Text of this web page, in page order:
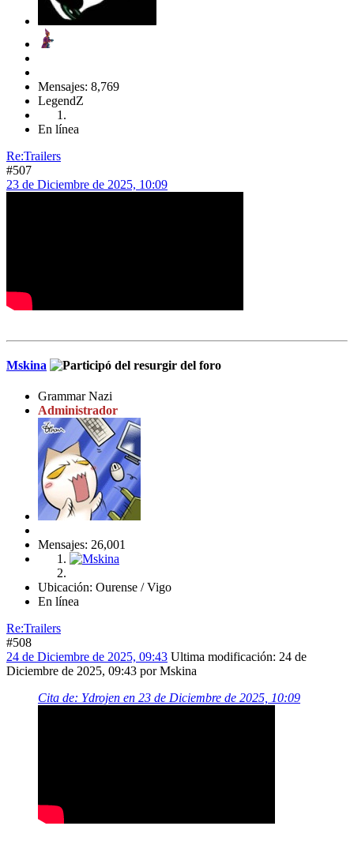
Mensajes: 8,769
LegendZ
En línea
Re:Trailers
#507
23 de Diciembre de 2025, 10:09
Mskina
Grammar Nazi
Administrador
Mensajes: 26,001
Ubicación: Ourense / Vigo
En línea
Re:Trailers
#508
24 de Diciembre de 2025, 09:43 Ultima modificación: 24 de
Diciembre de 2025, 09:43 por Mskina
Cita de: Ydrojen en 23 de Diciembre de 2025, 10:09